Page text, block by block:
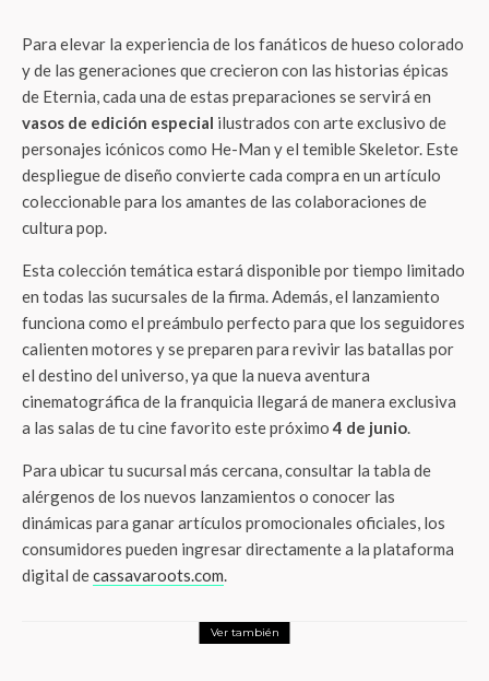
Para elevar la experiencia de los fanáticos de hueso colorado
y de las generaciones que crecieron con las historias épicas
de Eternia, cada una de estas preparaciones se servirá en
vasos de edición especial ilustrados con arte exclusivo de
personajes icónicos como He-Man y el temible Skeletor. Este
despliegue de diseño convierte cada compra en un artículo
coleccionable para los amantes de las colaboraciones de
cultura pop.
Esta colección temática estará disponible por tiempo limitado
en todas las sucursales de la firma. Además, el lanzamiento
funciona como el preámbulo perfecto para que los seguidores
calienten motores y se preparen para revivir las batallas por
el destino del universo, ya que la nueva aventura
cinematográfica de la franquicia llegará de manera exclusiva
a las salas de tu cine favorito este próximo4 de junio.
Para ubicar tu sucursal más cercana, consultar la tabla de
alérgenos de los nuevos lanzamientos o conocer las
dinámicas para ganar artículos promocionales oficiales, los
consumidores pueden ingresar directamente a la plataforma
digital decassavaroots.com.
Ver también